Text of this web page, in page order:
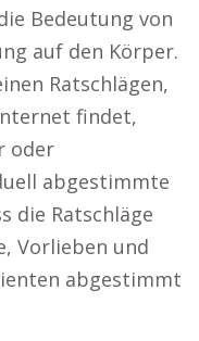
Bedeutung von
auf den Körper.
Ratschlägen,
findet,
oder
abgestimmte
die Ratschläge
Vorlieben und
abgestimmt